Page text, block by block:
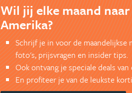
Wil jij elke maand
Amerika?
Schrijf je in voor de maandelijkse
foto's, prijsvragen en insider tips.
Ook ontvang je speciale deals
En profiteer je van de leukste